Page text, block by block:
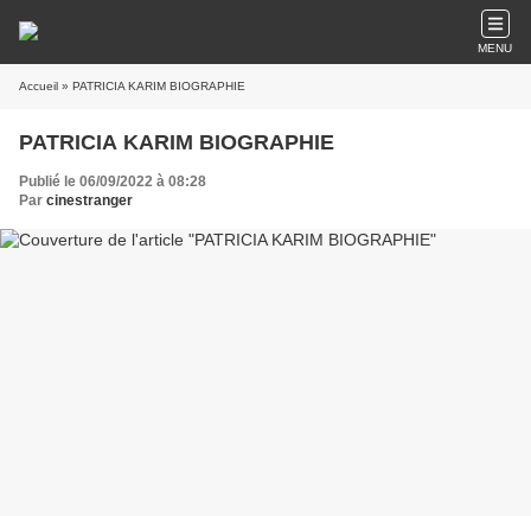
MENU
Accueil » PATRICIA KARIM BIOGRAPHIE
PATRICIA KARIM BIOGRAPHIE
Publié le 06/09/2022 à 08:28
Par cinestranger